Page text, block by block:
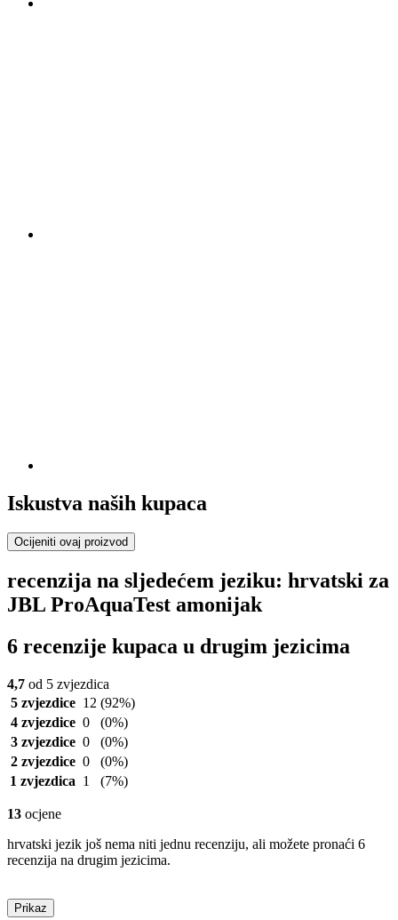
Iskustva naših kupaca
Ocijeniti ovaj proizvod
recenzija na sljedećem jeziku: hrvatski za
JBL ProAquaTest amonijak
6 recenzije kupaca u drugim jezicima
4,7 od 5 zvjezdica
5 zvjezdice 12 (92%)
4 zvjezdice 0
(0%)
3 zvjezdice 0
(0%)
2 zvjezdice 0
(0%)
1 zvjezdica 1 (7%)
13 ocjene
hrvatski jezik još nema niti jednu recenziju, ali možete pronaći 6
recenzija na drugim jezicima.
Prikaz